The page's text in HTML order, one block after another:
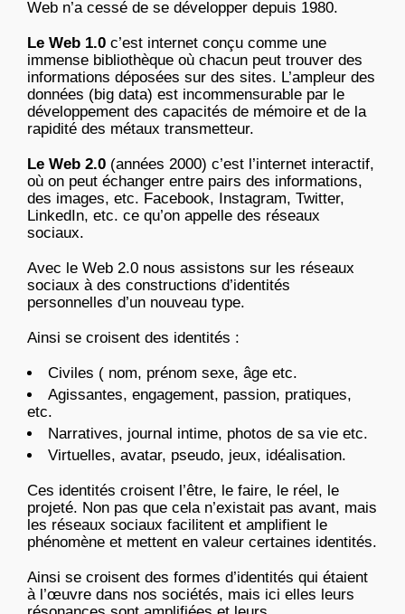
Web n’a cessé de se développer depuis 1980.
Le Web 1.0 c’est internet conçu comme une
immense bibliothèque où chacun peut trouver des
informations déposées sur des sites. L’ampleur des
données (big data) est incommensurable par le
développement des capacités de mémoire et de la
rapidité des métaux transmetteur.
Le Web 2.0 (années 2000) c’est l’internet interactif,
où on peut échanger entre pairs des informations,
des images, etc. Facebook, Instagram, Twitter,
LinkedIn, etc. ce qu’on appelle des réseaux
sociaux.
Avec le Web 2.0 nous assistons sur les réseaux
sociaux à des constructions d’identités
personnelles d’un nouveau type.
Ainsi se croisent des identités :
Civiles ( nom, prénom sexe, âge etc.
Agissantes, engagement, passion, pratiques,
etc.
Narratives, journal intime, photos de sa vie etc.
Virtuelles, avatar, pseudo, jeux, idéalisation.
Ces identités croisent l’être, le faire, le réel, le
projeté. Non pas que cela n’existait pas avant, mais
les réseaux sociaux facilitent et amplifient le
phénomène et mettent en valeur certaines identités.
Ainsi se croisent des formes d’identités qui étaient
à l’œuvre dans nos sociétés, mais ici elles leurs